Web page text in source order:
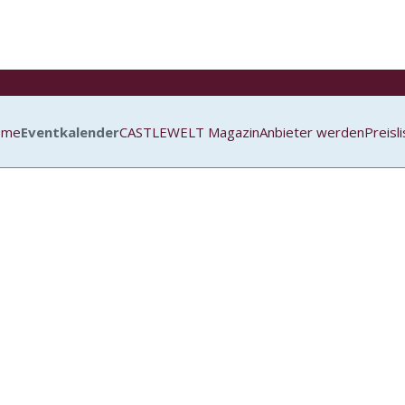
EventkalenderCASTLEWELT MagazinAnbieter werden